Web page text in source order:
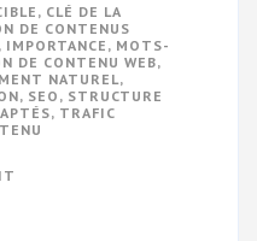
, CLÉ DE LA
DE CONTENUS
, IMPORTANCE , MOTS-
DE CONTENU WEB,
NATUREL,
, SEO , STRUCTURE
, TRAFIC